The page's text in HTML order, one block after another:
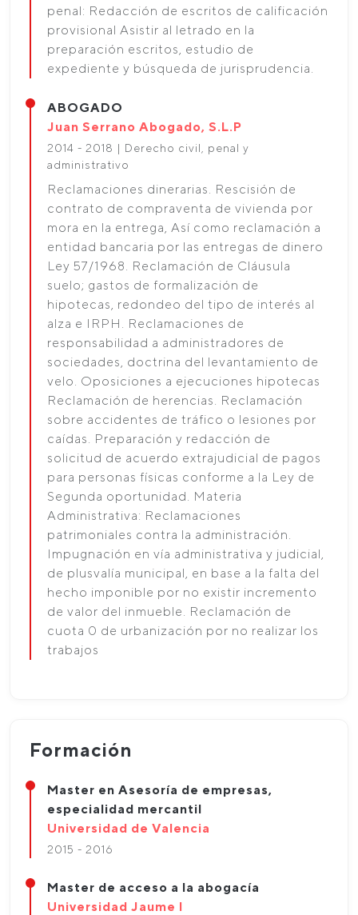
penal: Redacción de escritos de calificación
provisional Asistir al letrado en la
preparación escritos, estudio de
expediente y búsqueda de jurisprudencia.
ABOGADO
Juan Serrano Abogado, S.L.P
2014 - 2018 | Derecho civil, penal y
administrativo
Reclamaciones dinerarias. Rescisión de
contrato de compraventa de vivienda por
mora en la entrega, Así como reclamación a
entidad bancaria por las entregas de dinero
Ley 57/1968. Reclamación de Cláusula
suelo; gastos de formalización de
hipotecas, redondeo del tipo de interés al
alza e IRPH. Reclamaciones de
responsabilidad a administradores de
sociedades, doctrina del levantamiento de
velo. Oposiciones a ejecuciones hipotecas
Reclamación de herencias. Reclamación
sobre accidentes de tráfico o lesiones por
caídas. Preparación y redacción de
solicitud de acuerdo extrajudicial de pagos
para personas físicas conforme a la Ley de
Segunda oportunidad. Materia
Administrativa: Reclamaciones
patrimoniales contra la administración.
Impugnación en vía administrativa y judicial,
de plusvalía municipal, en base a la falta del
hecho imponible por no existir incremento
de valor del inmueble. Reclamación de
cuota 0 de urbanización por no realizar los
trabajos
Formación
Master en Asesoría de empresas,
especialidad mercantil
Universidad de Valencia
2015 - 2016
Master de acceso a la abogacía
Universidad Jaume I